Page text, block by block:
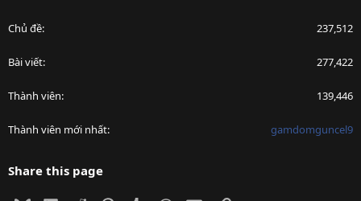
Chủ đề 237,512
Bài viết 277,422
Thành viên 139,446
Thành viên mới nhất gamdomguncel9
Share this page